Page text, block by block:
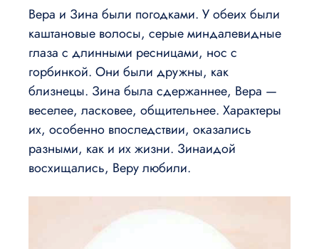
Вера и Зина были погодками. У обеих были
каштановые волосы, серые миндалевидные
глаза с длинными ресницами, нос с
горбинкой. Они были дружны, как
близнецы. Зина была сдержаннее, Вера —
веселее, ласковее, общительнее. Характеры
их, особенно впоследствии, оказались
разными, как и их жизни. Зинаидой
восхищались, Веру любили.